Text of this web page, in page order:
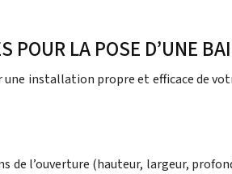
POUR LA POSE D’UNE
installation propre et efficace de
de l’ouverture (hauteur, largeur,